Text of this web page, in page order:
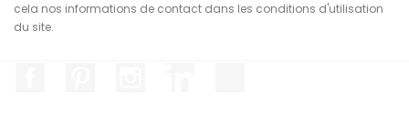
cela nos informations de contact dans les conditions d'utilisation
du site.